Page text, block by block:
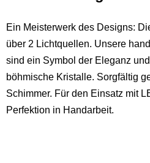
Ein Meisterwerk des Designs:
über 2 Lichtquellen. Unsere
sind ein Symbol der Eleganz
böhmische Kristalle. Sorgfältig
Schimmer. Für den Einsatz mit
Perfektion in Handarbeit.